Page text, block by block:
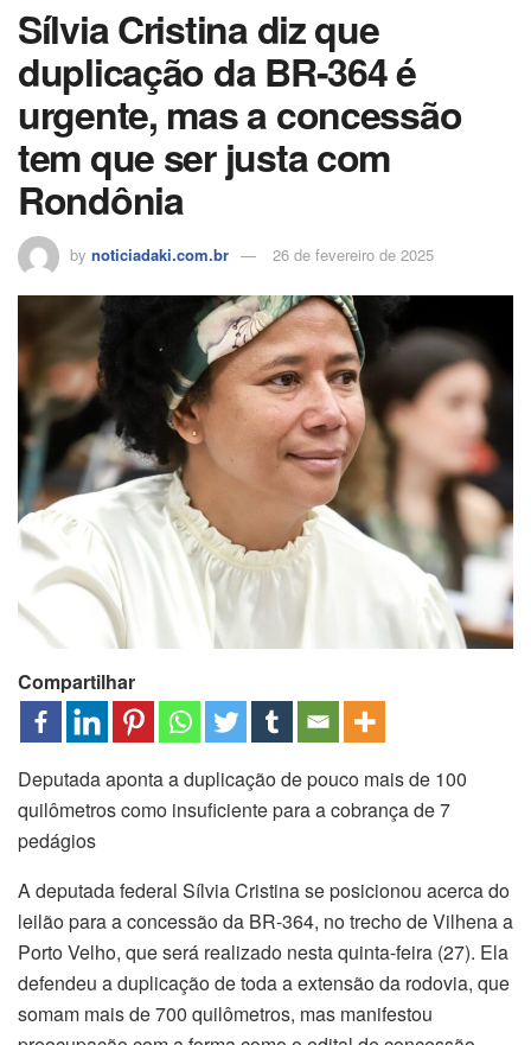
Sílvia Cristina diz que
duplicação da BR-364 é
urgente, mas a concessão
tem que ser justa com
Rondônia
by noticiadaki.com.br 26 de fevereiro de 2025
Compartilhar
Deputada aponta a duplicação de pouco mais de 100
quilômetros como insuficiente para a cobrança de 7
pedágios
A deputada federal Sílvia Cristina se posicionou acerca do
leilão para a concessão da BR-364, no trecho de Vilhena a
Porto Velho, que será realizado nesta quinta-feira (27). Ela
defendeu a duplicação de toda a extensão da rodovia, que
somam mais de 700 quilômetros, mas manifestou